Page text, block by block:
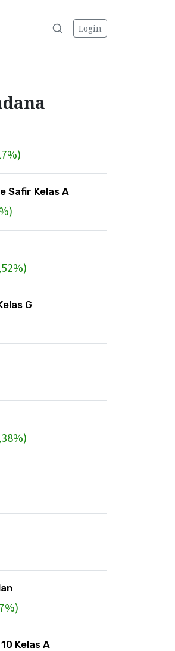
Login
%)
Safir Kelas A
%)
G
%)
%)
Kelas A